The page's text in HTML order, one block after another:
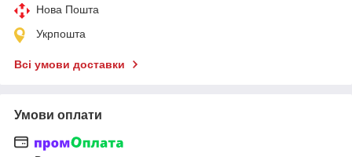
Нова Пошта
Укрпошта
Всі умови доставки
Умови оплати